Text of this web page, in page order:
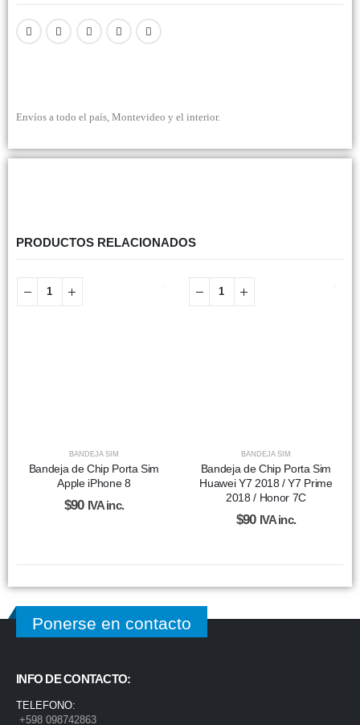
Envíos a todo el país, Montevideo y el interior.
PRODUCTOS RELACIONADOS
BANDEJA SIM
Bandeja de Chip Porta Sim
Apple iPhone 8
$90 IVA inc.
BANDEJA SIM
Bandeja de Chip Porta Sim
Huawei Y7 2018 / Y7 Prime
2018 / Honor 7C
$90 IVA inc.
Ponerse en contacto
INFO DE CONTACTO:
TELEFONO:
+598 098742863